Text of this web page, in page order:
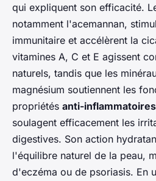
qui expliquent son efficacité.
notamment l'acemannan,
immunitaire et accélèrent la
vitamines A, C et E agissent
naturels, tandis que les
magnésium soutiennent les
propriétés anti-inflammatoires
soulagent efficacement les
digestives. Son action
l'équilibre naturel de la peau,
d'eczéma ou de psoriasis. En